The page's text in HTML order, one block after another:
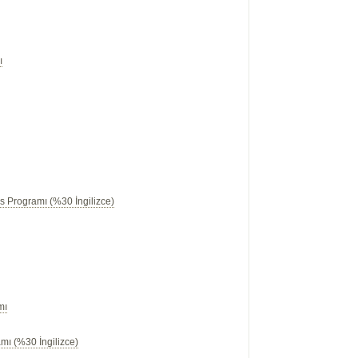
Programı (%30 İngilizce)
(%30 İngilizce)